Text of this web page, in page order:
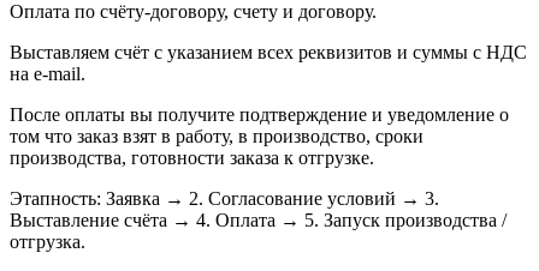
Оплата по счёту-договору, счету и договору.
Выставляем счёт с указанием всех реквизитов и суммы с НДС
на e‑mail.
После оплаты вы получите подтверждение и уведомление о
том что заказ взят в работу, в производство, сроки
производства, готовности заказа к отгрузке.
Этапность: Заявка → 2. Согласование условий → 3.
Выставление счёта → 4. Оплата → 5. Запуск производства /
отгрузка.